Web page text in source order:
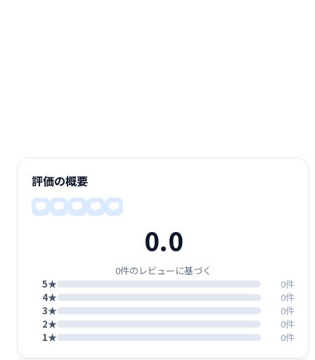
評価の概要
0.0
0件のレビューに基づく
5★
0件
4★
0件
3★
0件
2★
0件
1★
0件